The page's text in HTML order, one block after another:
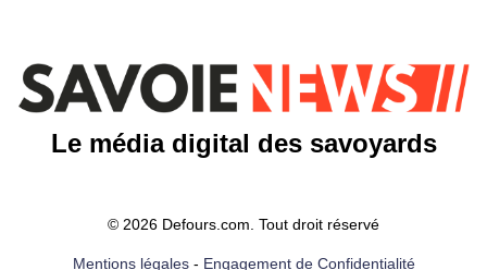
Le média digital des savoyards
© 2026 Defours.com. Tout droit réservé
Mentions légales- Engagement de Confidentialité